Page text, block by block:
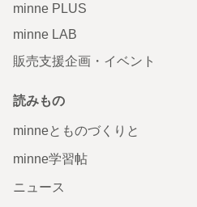
minne PLUS
minne LAB
販売支援企画・イベント
読みもの
minneとものづくりと
minne学習帖
ニュース